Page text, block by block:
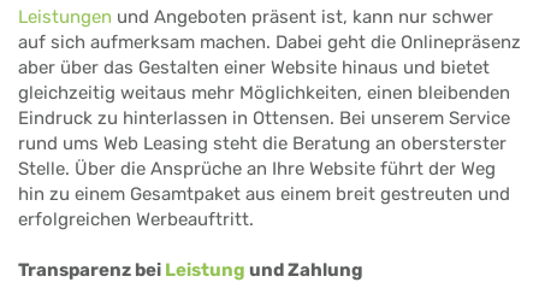
Leistungen und Angeboten präsent ist, kann nur schwer
auf sich aufmerksam machen. Dabei geht die Onlinepräsenz
aber über das Gestalten einer Website hinaus und bietet
gleichzeitig weitaus mehr Möglichkeiten, einen bleibenden
Eindruck zu hinterlassen in Ottensen. Bei unserem Service
rund ums Web Leasing steht die Beratung an obersterster
Stelle. Über die Ansprüche an Ihre Website führt der Weg
hin zu einem Gesamtpaket aus einem breit gestreuten und
erfolgreichen Werbeauftritt.
Transparenz bei Leistung und Zahlung